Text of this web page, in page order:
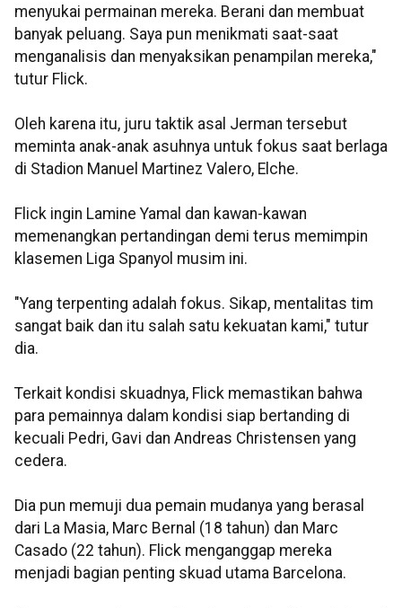
menyukai permainan mereka. Berani dan membuat
banyak peluang. Saya pun menikmati saat-saat
menganalisis dan menyaksikan penampilan mereka,"
tutur Flick.
Oleh karena itu, juru taktik asal Jerman tersebut
meminta anak-anak asuhnya untuk fokus saat berlaga
di Stadion Manuel Martinez Valero, Elche.
Flick ingin Lamine Yamal dan kawan-kawan
memenangkan pertandingan demi terus memimpin
klasemen Liga Spanyol musim ini.
"Yang terpenting adalah fokus. Sikap, mentalitas tim
sangat baik dan itu salah satu kekuatan kami," tutur
dia.
Terkait kondisi skuadnya, Flick memastikan bahwa
para pemainnya dalam kondisi siap bertanding di
kecuali Pedri, Gavi dan Andreas Christensen yang
cedera.
Dia pun memuji dua pemain mudanya yang berasal
dari La Masia, Marc Bernal (18 tahun) dan Marc
Casado (22 tahun). Flick menganggap mereka
menjadi bagian penting skuad utama Barcelona.